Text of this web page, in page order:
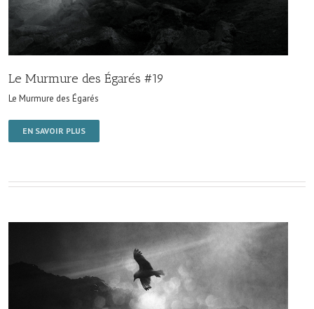
Le Murmure des Égarés #19
Le Murmure des Égarés
EN SAVOIR PLUS